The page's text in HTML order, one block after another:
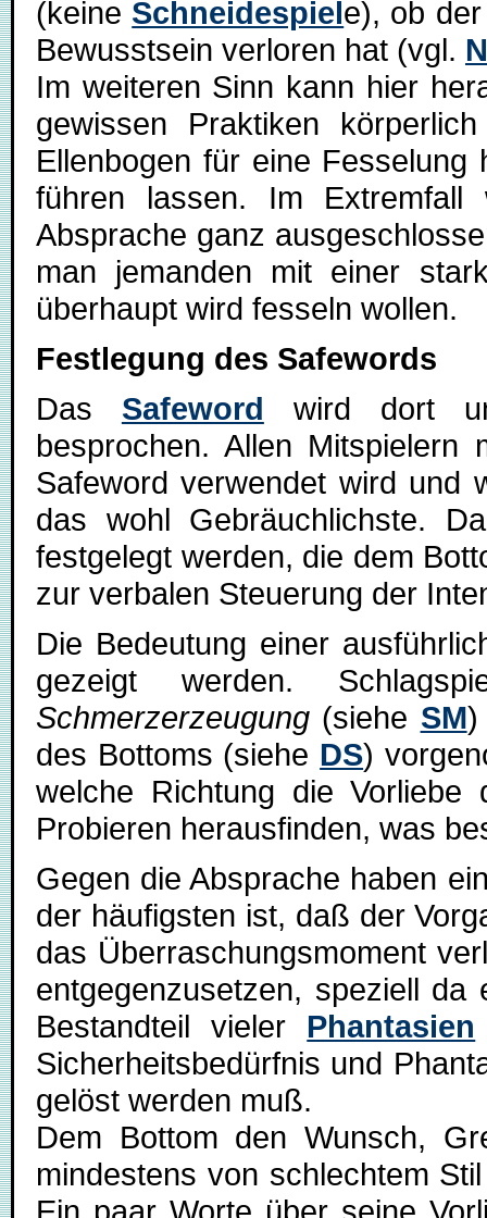
(keine Schneidespiele), ob
Bewusstsein verloren hat (vgl.
Im weiteren Sinn kann hier
gewissen Praktiken
Ellenbogen für eine
führen lassen. Im Extremfall
Absprache ganz
man jemanden mit einer
überhaupt wird fesseln wollen.
Festlegung des Safewords
Das Safeword wird dort
besprochen. Allen Mitspielern
Safeword verwendet wird
das wohl Gebräuchlichste.
festgelegt werden, die dem
zur verbalen Steuerung der
Die Bedeutung einer
gezeigt werden.
Schmerzerzeugung (siehe SM)
des Bottoms (siehe DS)
welche Richtung die
Probieren herausfinden, was
Gegen die Absprache haben
der häufigsten ist, daß der
das Überraschungsmoment
entgegenzusetzen, speziell
Bestandteil vieler Phantasien
Sicherheitsbedürfnis und
gelöst werden muß.
Dem Bottom den Wunsch,
mindestens von schlechtem